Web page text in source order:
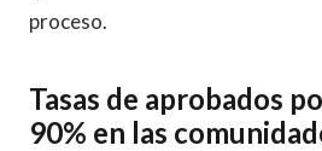
proceso.
Tasas de aprobados
90% en las